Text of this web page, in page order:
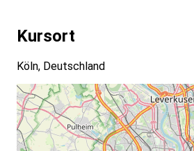
Kursort
Köln, Deutschland